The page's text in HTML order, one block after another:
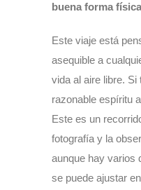
buena forma
Este viaje está
asequible a
vida al aire libre.
razonable espíritu
Este es un
fotografía y la
aunque hay varios
se puede ajustar